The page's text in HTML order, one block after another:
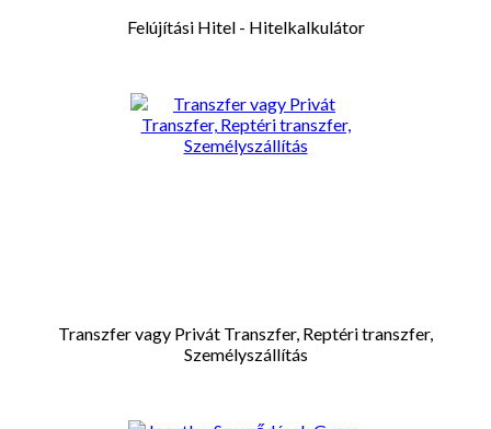
Felújítási Hitel - Hitelkalkulátor
Transzfer vagy Privát Transzfer, Reptéri transzfer,
Személyszállítás